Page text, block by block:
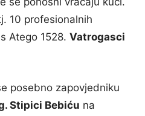
10 profesionalnih
Atego 1528. Vatrogasci
posebno zapovjedniku
Stipici Bebiću na